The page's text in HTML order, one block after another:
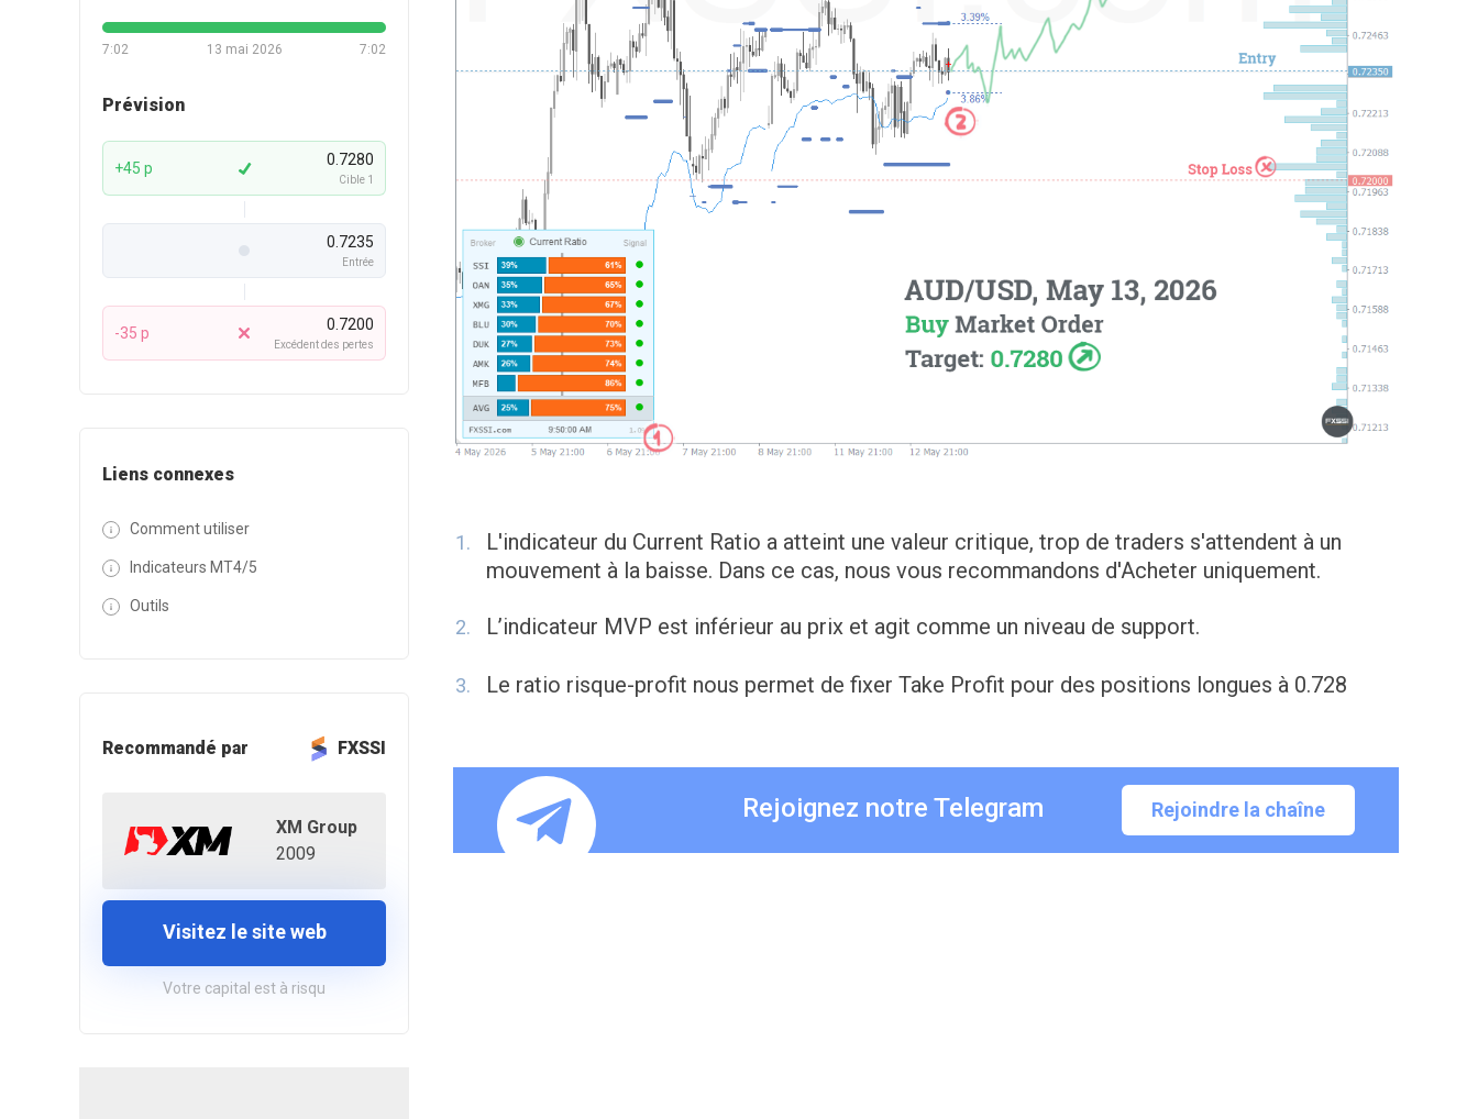
7:02 7:02
13 mai 2026
Prévision
+45 p 0.7280
Cible 1
0.7235
Entrée
-35 p 0.7200
Excédent des pertes
Liens connexes
Comment utiliser
Indicateurs MT4/5
Outils
Recommandé par FXSSI
XM Group
2009
Visitez le site web
Votre capital est à risqu
L'indicateur du Current Ratio a atteint une valeur critique, trop de traders s'attendent à un
mouvement à la baisse. Dans ce cas, nous vous recommandons d'Acheter uniquement.
L’indicateur MVP est inférieur au prix et agit comme un niveau de support.
Le ratio risque-profit nous permet de fixer Take Profit pour des positions longues à 0.728
Rejoignez notre Telegram Rejoindre la chaîne